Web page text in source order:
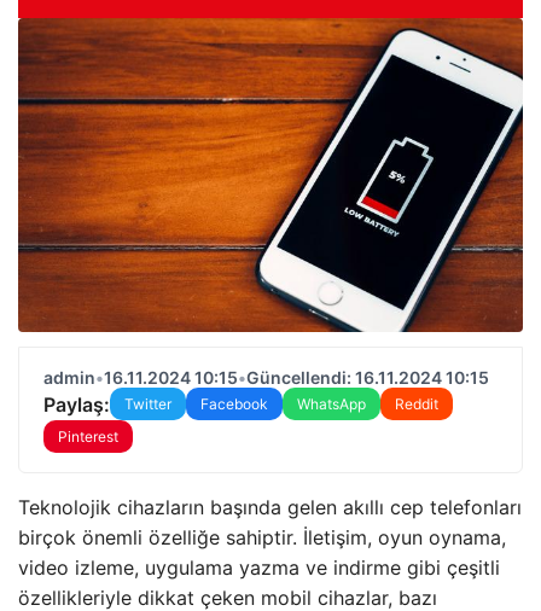
admin•16.11.2024 10:15•Güncellendi: 16.11.2024 10:15
Paylaş: Twitter Facebook WhatsApp
Reddit
Pinterest
Teknolojik cihazların başında gelen akıllı cep telefonları
birçok önemli özelliğe sahiptir. İletişim, oyun oynama,
video izleme, uygulama yazma ve indirme gibi çeşitli
özellikleriyle dikkat çeken mobil cihazlar, bazı